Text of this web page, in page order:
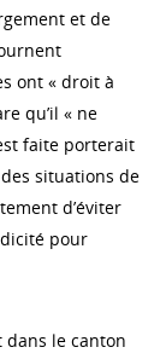
et de
ont « droit à
qu’il « ne
faite porterait
situations de
d’éviter
pour
le canton